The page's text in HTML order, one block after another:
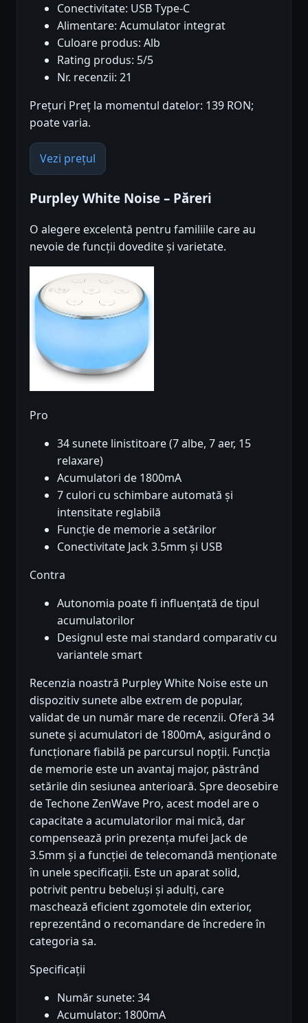
Conectivitate: USB Type-C
Alimentare: Acumulator integrat
Culoare produs: Alb
Rating produs: 5/5
Nr. recenzii: 21
Prețuri Preț la momentul datelor: 139 RON;
poate varia.
Vezi prețul
Purpley White Noise – Păreri
O alegere excelentă pentru familiile care au
nevoie de funcții dovedite și varietate.
Pro
34 sunete linistitoare (7 albe, 7 aer, 15
relaxare)
Acumulatori de 1800mA
7 culori cu schimbare automată și
intensitate reglabilă
Funcție de memorie a setărilor
Conectivitate Jack 3.5mm și USB
Contra
Autonomia poate fi influențată de tipul
acumulatorilor
Designul este mai standard comparativ cu
variantele smart
Recenzia noastră Purpley White Noise este un
dispozitiv sunete albe extrem de popular,
validat de un număr mare de recenzii. Oferă 34
sunete și acumulatori de 1800mA, asigurând o
funcționare fiabilă pe parcursul nopții. Funcția
de memorie este un avantaj major, păstrând
setările din sesiunea anterioară. Spre deosebire
de Techone ZenWave Pro, acest model are o
capacitate a acumulatorilor mai mică, dar
compensează prin prezența mufei Jack de
3.5mm și a funcției de telecomandă menționate
în unele specificații. Este un aparat solid,
potrivit pentru bebeluși și adulți, care
maschează eficient zgomotele din exterior,
reprezentând o recomandare de încredere în
categoria sa.
Specificații
Număr sunete: 34
Acumulator: 1800mA